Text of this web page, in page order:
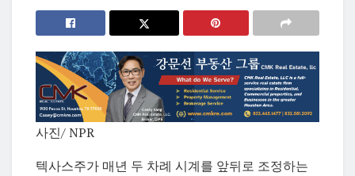
사진/ NPR
텍사스주가 매년 두 차례 시계를 앞뒤로 조정하는